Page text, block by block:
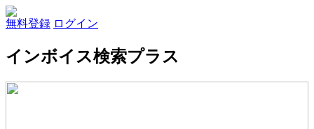
無料登録 ログイン
インボイス検索プラス